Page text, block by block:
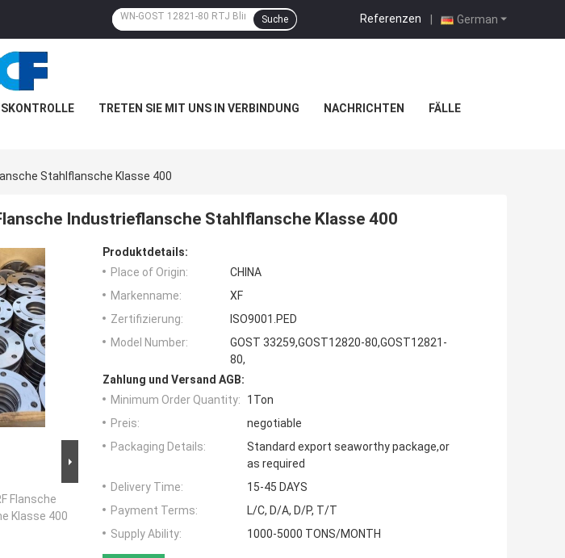
German
Referenzen |
Suche
TRETEN SIE MIT UNS IN VERBINDUNG NACHRICHTEN FÄLLE
Stahlflansche Klasse 400
Industrieflansche Stahlflansche Klasse 400
Flansche
Klasse 400
Produktdetails:
Place of Origin:
CHINA
Markenname:
XF
Zertifizierung:
ISO9001.PED
Model Number:
GOST 33259,GOST12820-80,GOST12821-
80,
Zahlung und Versand AGB:
Minimum Order Quantity:
1Ton
Preis:
negotiable
Packaging Details:
Standard export seaworthy package,or
as required
Delivery Time:
15-45 DAYS
Payment Terms:
L/C, D/A, D/P, T/T
Supply Ability:
1000-5000 TONS/MONTH